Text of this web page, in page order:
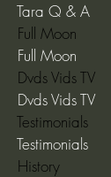
Tara Q & A
Full Moon
Full Moon
Dvds Vids TV
Dvds Vids TV
Testimonials
Testimonials
History